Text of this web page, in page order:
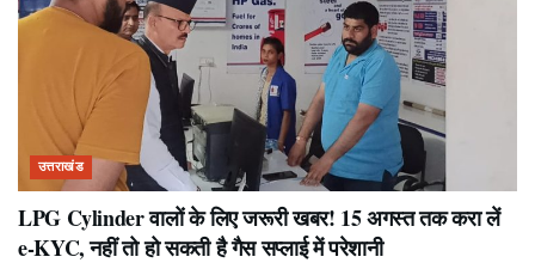
उत्तराखंड
LPG Cylinder वालों के लिए जरूरी खबर! 15 अगस्त तक करा लें
e-KYC, नहीं तो हो सकती है गैस सप्लाई में परेशानी